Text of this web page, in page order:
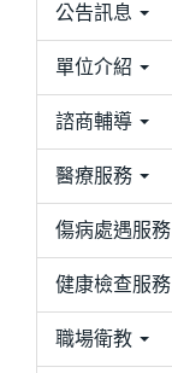
公告訊息
單位介紹
諮商輔導
醫療服務
傷病處遇服務
健康檢查服務
職場衛教